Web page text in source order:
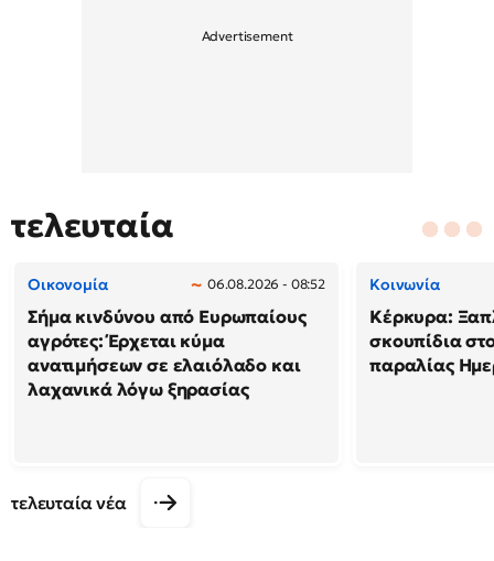
τελευταία
Οικονομία 06.08.2026 - 08:52
Σήμα κινδύνου από Ευρωπαίους
αγρότες: Έρχεται κύμα
ανατιμήσεων σε ελαιόλαδο και
λαχανικά λόγω ξηρασίας
Κοινωνία
Κέρκυρα:
σκουπίδια
παραλίας
τελευταία νέα